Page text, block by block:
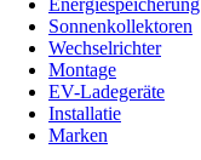
Energiespeicherung
Sonnenkollektoren
Wechselrichter
Montage
EV-Ladegeräte
Installatie
Marken